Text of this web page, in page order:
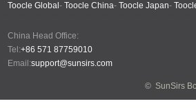
Toocle Global - Toocle China- Toocle Japan-
China Head Office:
Tel:+86 571 87759010
Email:support@sunsirs.com
© SunSirs